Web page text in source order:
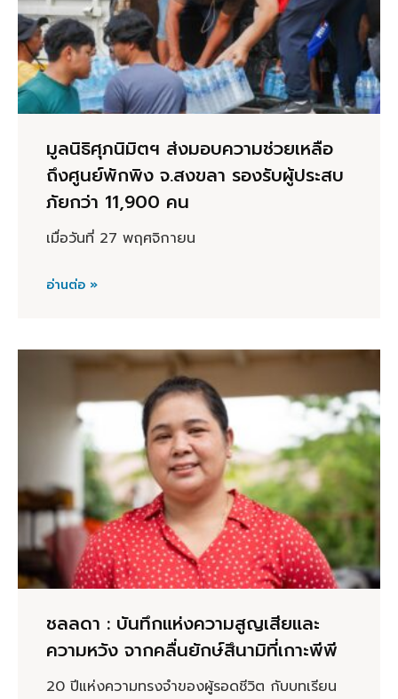
มูลนิธิศุภนิมิตฯ ส่งมอบความช่วยเหลือ
ถึงศูนย์พักพิง จ.สงขลา รองรับผู้ประสบ
ภัยกว่า 11,900 คน
เมื่อวันที่ 27 พฤศจิกายน
อ่านต่อ »
ชลลดา : บันทึกแห่งความสูญเสียและ
ความหวัง จากคลื่นยักษ์สึนามิที่เกาะพีพี
20 ปีแห่งความทรงจำของผู้รอดชีวิต กับบทเรียน